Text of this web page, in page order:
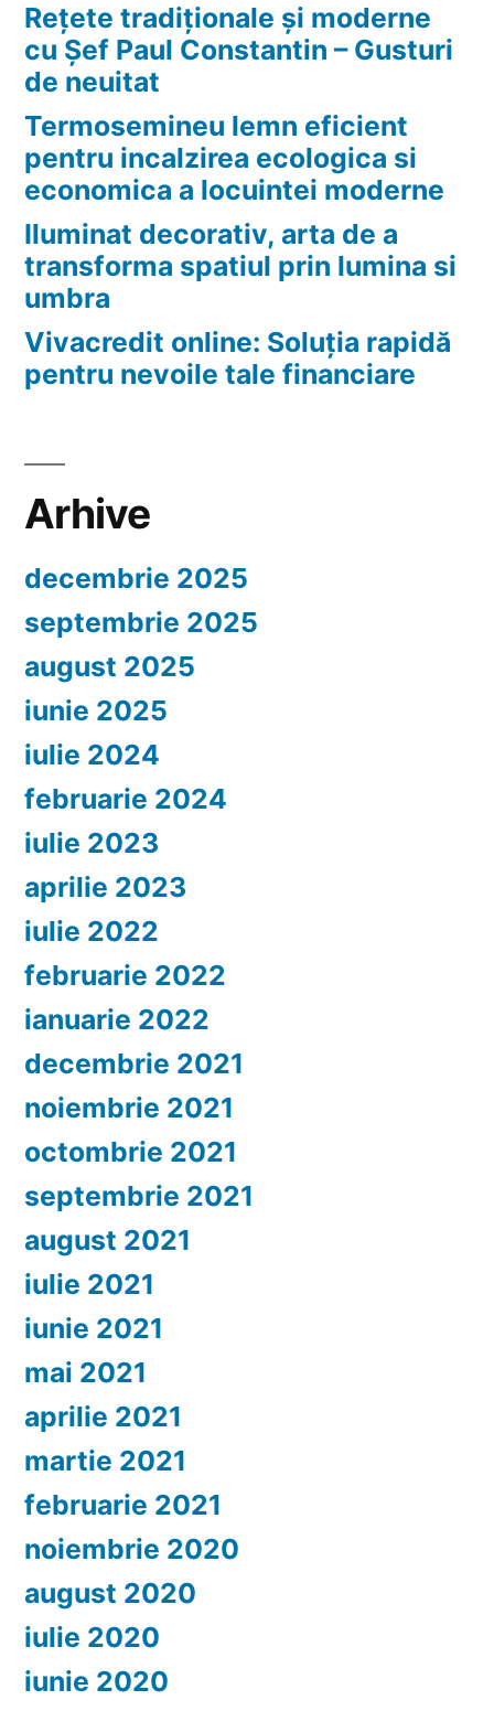
Rețete tradiționale și moderne
cu Șef Paul Constantin – Gusturi
de neuitat
Termosemineu lemn eficient
pentru incalzirea ecologica si
economica a locuintei moderne
Iluminat decorativ, arta de a
transforma spatiul prin lumina si
umbra
Vivacredit online: Soluția rapidă
pentru nevoile tale financiare
Arhive
decembrie 2025
septembrie 2025
august 2025
iunie 2025
iulie 2024
februarie 2024
iulie 2023
aprilie 2023
iulie 2022
februarie 2022
ianuarie 2022
decembrie 2021
noiembrie 2021
octombrie 2021
septembrie 2021
august 2021
iulie 2021
iunie 2021
mai 2021
aprilie 2021
martie 2021
februarie 2021
noiembrie 2020
august 2020
iulie 2020
iunie 2020